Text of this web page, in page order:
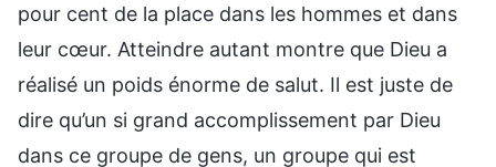
pour cent de la place dans les hommes et dans
leur cœur. Atteindre autant montre que Dieu a
réalisé un poids énorme de salut. Il est juste de
dire qu’un si grand accomplissement par Dieu
dans ce groupe de gens, un groupe qui est